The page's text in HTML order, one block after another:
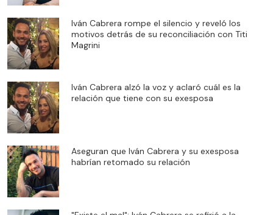
Iván Cabrera rompe el silencio y reveló los
motivos detrás de su reconciliación con Titi
Magrini
Iván Cabrera alzó la voz y aclaró cuál es la
relación que tiene con su exesposa
Aseguran que Iván Cabrera y su exesposa
habrían retomado su relación